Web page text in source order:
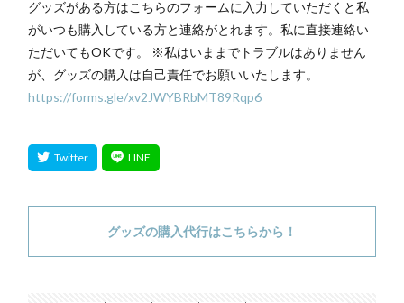
グッズがある方はこちらのフォームに入力していただくと私
がいつも購入している方と連絡がとれます。私に直接連絡い
ただいてもOKです。 ※私はいままでトラブルはありません
が、グッズの購入は自己責任でお願いいたします。
https://forms.gle/xv2JWYBRbMT89Rqp6
グッズの購入代行はこちらから！